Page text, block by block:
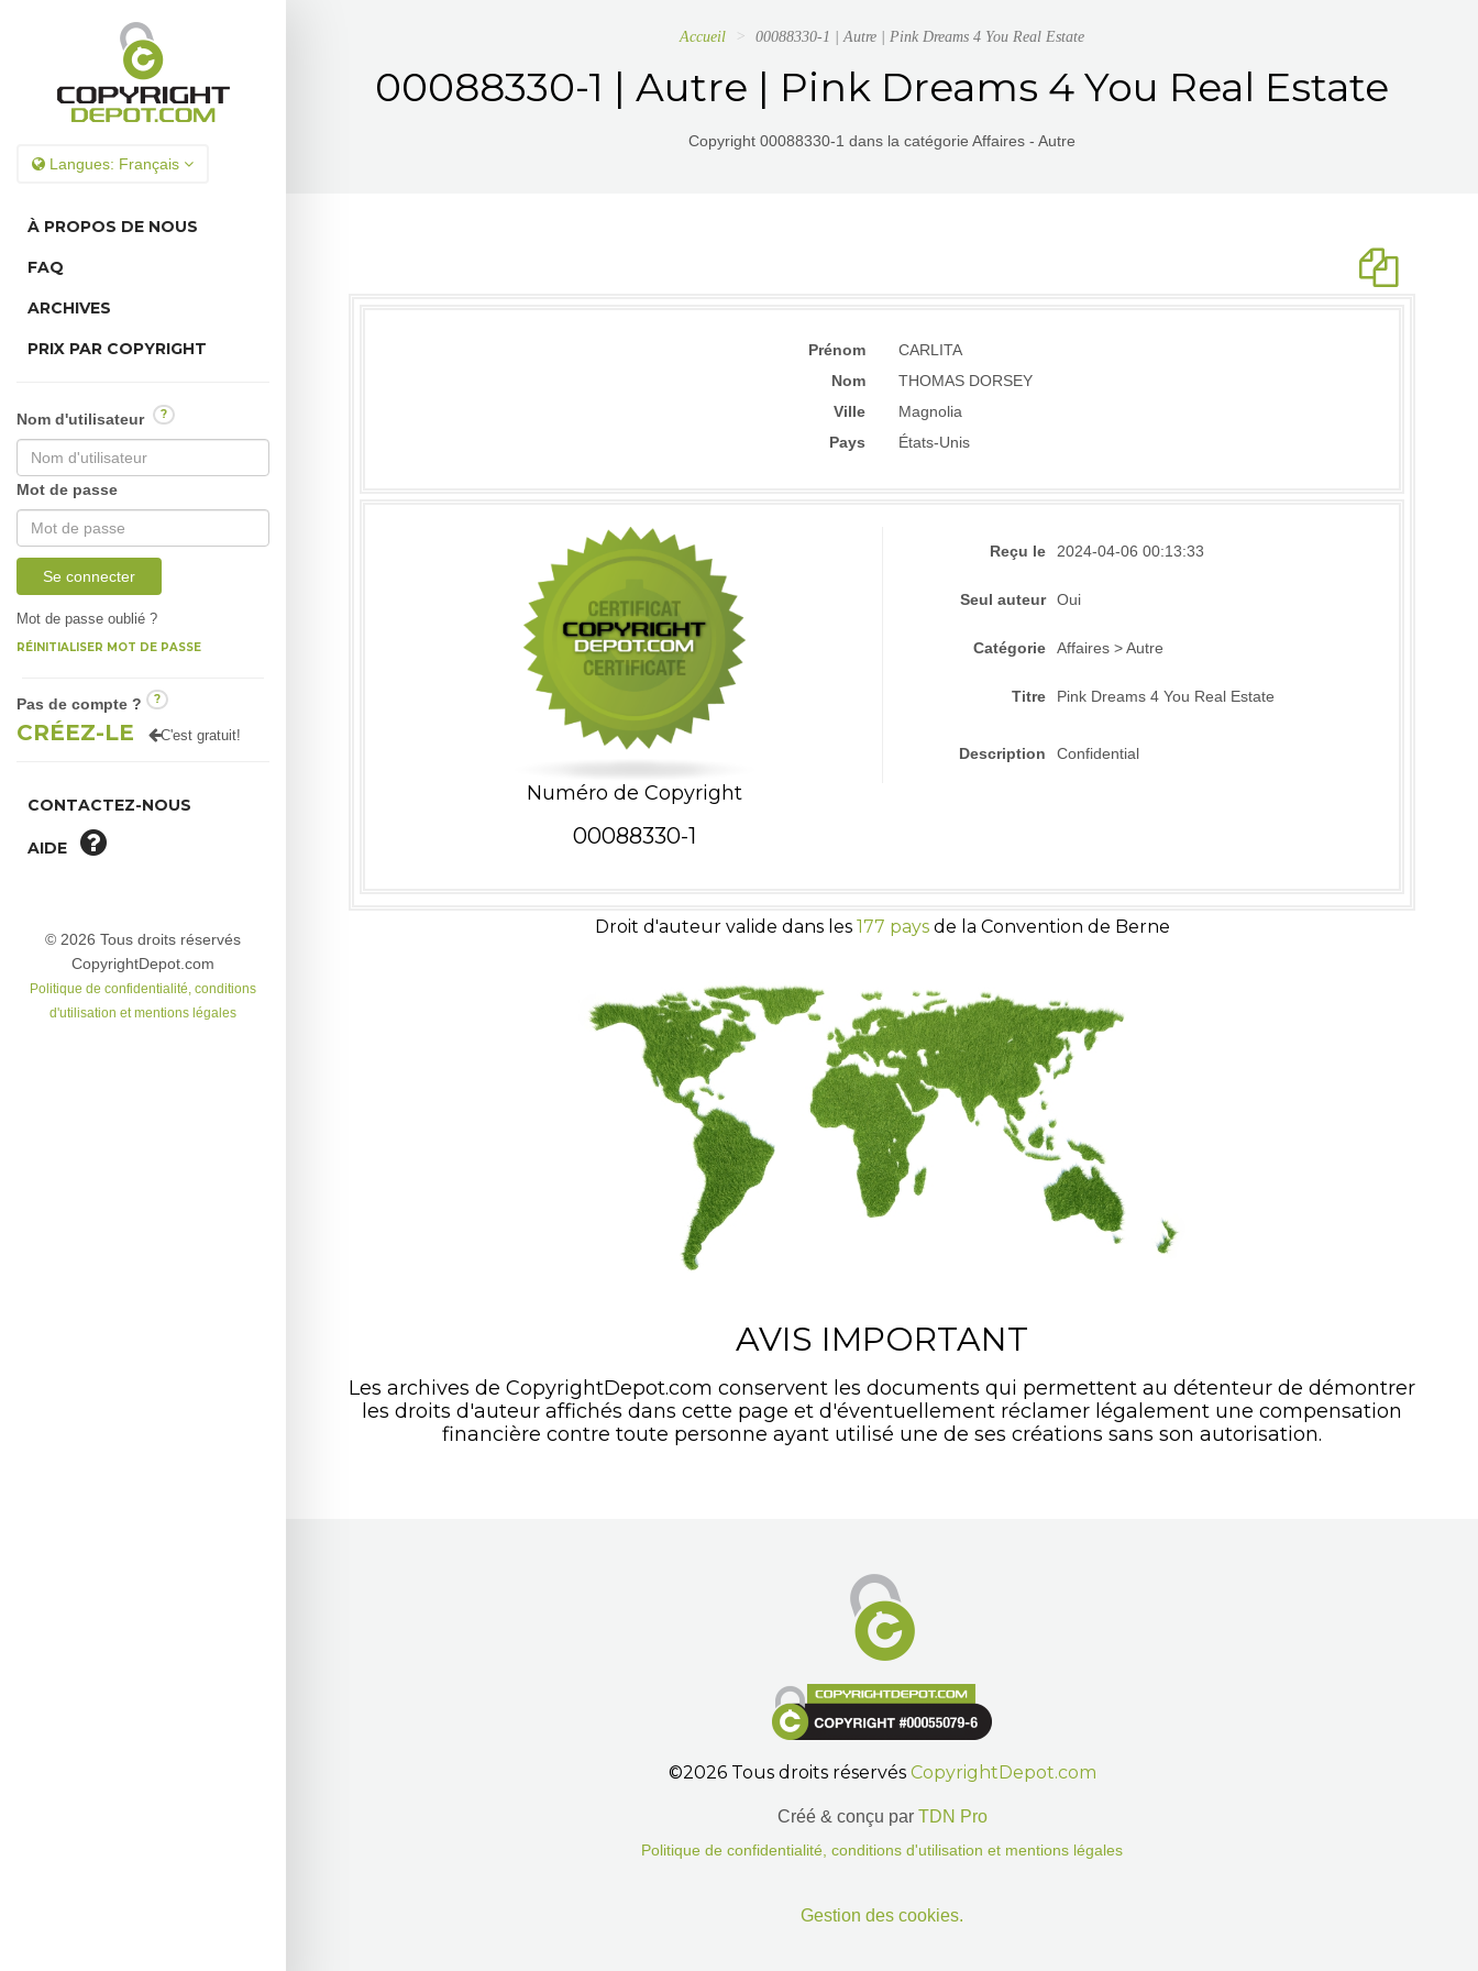
Langues: Français
À PROPOS DE NOUS
FAQ
ARCHIVES
PRIX PAR COPYRIGHT
Nom d'utilisateur ?
Mot de passe
Se connecter
Mot de passe oublié ?
RÉINITIALISER MOT DE PASSE
Pas de compte ? ?
CRÉEZ-LE C'est gratuit!
CONTACTEZ-NOUS
AIDE
© 2026 Tous droits réservés
CopyrightDepot.com
Politique de confidentialité, conditions
d'utilisation et mentions légales
Accueil 00088330-1 | Autre | Pink Dreams 4 You Real Estate
00088330-1 | Autre | Pink Dreams 4 You Real Estate
Copyright 00088330-1 dans la catégorie Affaires - Autre
Prénom
CARLITA
Nom
THOMAS DORSEY
Ville
Magnolia
Pays
États-Unis
Numéro de Copyright
00088330-1
Reçu le 2024-04-06 00:13:33
Seul auteur Oui
Catégorie Affaires > Autre
Titre Pink Dreams 4 You Real Estate
Description Confidential
Droit d'auteur valide dans les 177 paysde la Convention de Berne
AVIS IMPORTANT
Les archives de CopyrightDepot.com conservent les documents qui permettent au détenteur de démontrer
les droits d'auteur affichés dans cette page et d'éventuellement réclamer légalement une compensation
financière contre toute personne ayant utilisé une de ses créations sans son autorisation.
©2026 Tous droits réservés CopyrightDepot.com
Créé & conçu par TDN Pro
Politique de confidentialité, conditions d'utilisation et mentions légales
Gestion des cookies.